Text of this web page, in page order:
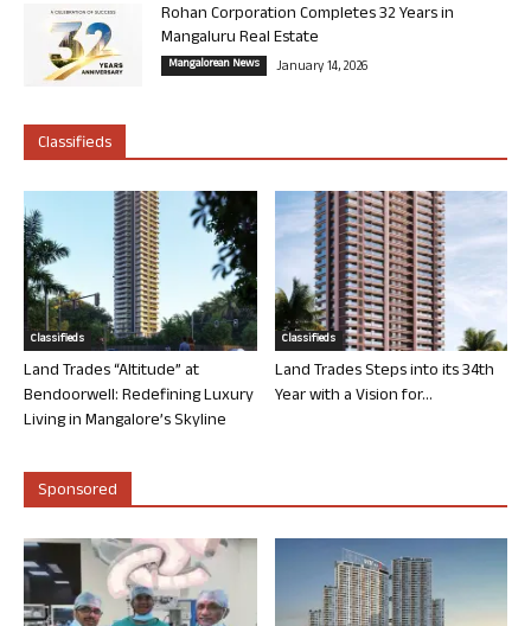
Rohan Corporation Completes 32 Years in
Mangaluru Real Estate
Mangalorean News January 14, 2026
Classifieds
Classifieds
Land Trades “Altitude” at
Bendoorwell: Redefining Luxury
Living in Mangalore’s Skyline
Classifieds
Land Trades Steps into its 34th
Year with a Vision for...
Sponsored